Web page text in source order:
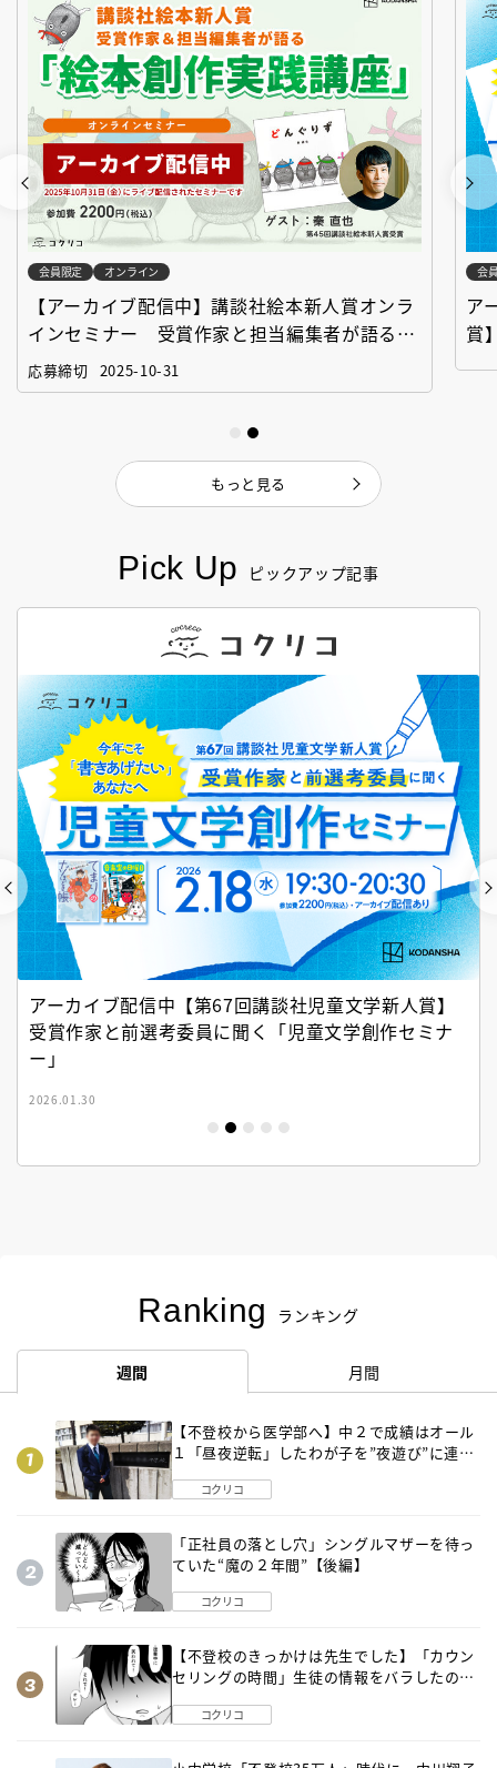
Pick Up ピックアップ記事
アーカイブ配信中【第67回講談社児童文学新人賞】
受賞作家と前選考委員に聞く「児童文学創作セミナ
ー」
2026.01.30
Ranking ランキング
週間 月間
【不登校から医学部へ】中２で成績はオール
１「昼夜逆転」したわが子を”夜遊び”に連れ
コクリコ
「正社員の落とし穴」シングルマザーを待っ
ていた“魔の２年間”【後編】
コクリコ
【不登校のきっかけは先生でした】「カウン
セリングの時間」生徒の情報をバラしたの
コクリコ
会員限定 オンライン
【アーカイブ配信中】講談社絵本新人賞オンラ
インセミナー 受賞作家と担当編集者が語る
「絵本創作実践講座」
応募締切 2025-10-31
会
ア
賞
もっと見る